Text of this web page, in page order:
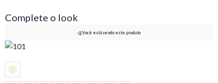
Complete o look
Você está vendo este produto